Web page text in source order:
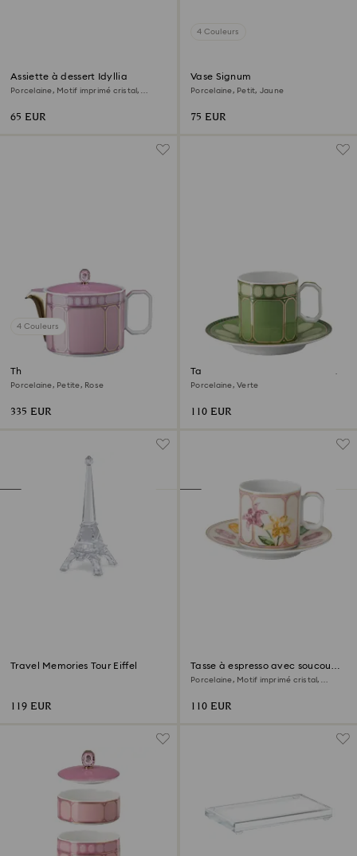
Assiette à dessert Idyllia
Porcelaine, Motif imprimé cristal,
65 EUR
4 Couleurs
Vase Signum
Porcelaine, Petit, Jaune
75 EUR
4 Couleurs
Théière Signum
Porcelaine, Petite, Rose
335 EUR
Tasse à café avec sous-tasse
Signum
Porcelaine, Verte
110 EUR
Travel Memories Tour Eiffel
119 EUR
Tasse à espresso avec soucoupe
Idyllia
Porcelaine, Motif imprimé cristal,
110 EUR